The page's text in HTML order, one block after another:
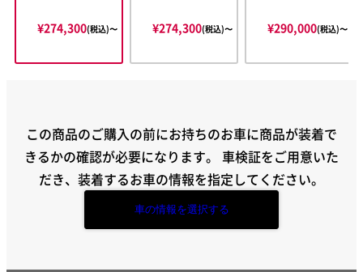
¥274,300(税込)〜 ¥274,300(税込)〜 ¥290,000(税込)〜
この商品のご購入の前にお持ちのお車に商品が装着で
きるかの確認が必要になります。 車検証をご用意いた
だき、装着するお車の情報を指定してください。
車の情報を選択する